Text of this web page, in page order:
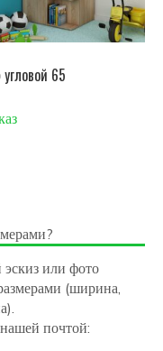
65
или фото
(ширина,
почтой: